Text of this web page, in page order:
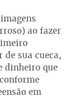
ao fazer
sua cueca,
dinheiro que
em